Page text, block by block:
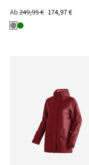
Ab249,95 € 174,97 €